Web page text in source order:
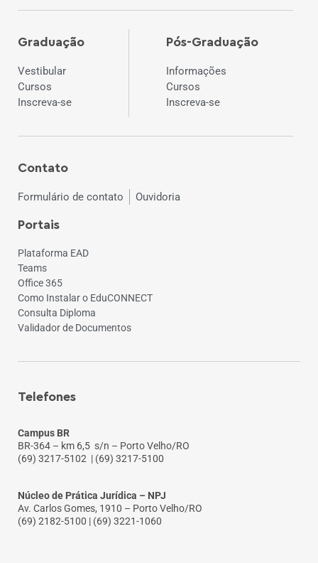
Graduação
Vestibular
Cursos
Inscreva-se
Pós-Graduação
Informações
Cursos
Inscreva-se
Contato
Formulário de contato Ouvidoria
Portais
Plataforma EAD
Teams
Office 365
Como Instalar o EduCONNECT
Consulta Diploma
Validador de Documentos
Telefones
Campus BR
BR-364 – km 6,5 s/n – Porto Velho/RO
(69) 3217-5102 | (69) 3217-5100
Núcleo de Prática Jurídica – NPJ
Av. Carlos Gomes, 1910 – Porto Velho/RO
(69) 2182-5100 | (69) 3221-1060